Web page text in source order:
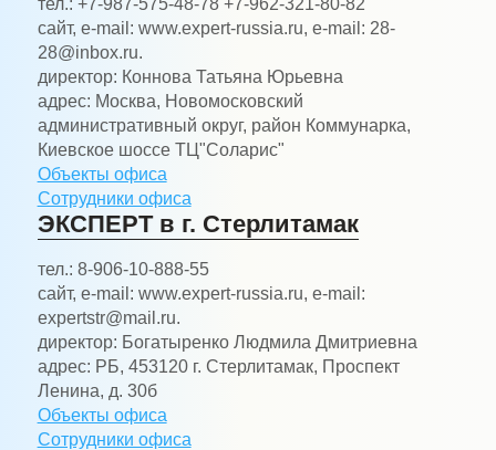
сайт, e-mail: www.expert-russia.ru, e-mail: 28-
28@inbox.ru.
директор: Коннова Татьяна Юрьевна
адрес: Москва, Новомосковский
административный округ, район Коммунарка,
Киевское шоссе ТЦ"Соларис"
Объекты офиса
Сотрудники офиса
ЭКСПЕРТ в г. Стерлитамак
тел.: 8-906-10-888-55
сайт, e-mail: www.expert-russia.ru, e-mail:
expertstr@mail.ru.
директор: Богатыренко Людмила Дмитриевна
адрес: РБ, 453120 г. Стерлитамак, Проспект
Ленина, д. 30б
Объекты офиса
Сотрудники офиса